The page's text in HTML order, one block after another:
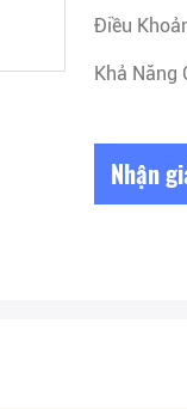
Điều
Khả Năng
Nhận